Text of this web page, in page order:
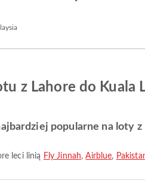
z Lahore do Kuala
popularne na loty z
leci linią Fly Jinnah,Airblue,